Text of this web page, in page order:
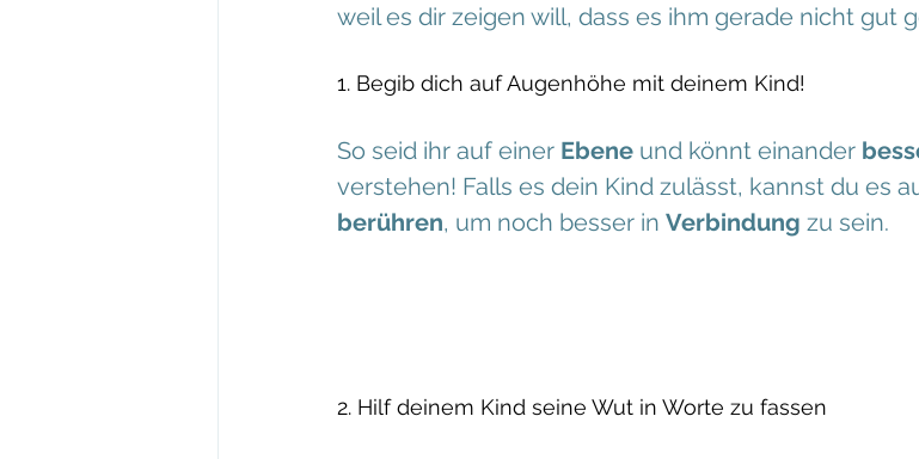
weil es dir zeigen will, dass es ihm gerade nicht gut
1. Begib dich auf Augenhöhe mit deinem Kind!
So seid ihr auf einer Ebene und könnt einander
verstehen! Falls es dein Kind zulässt, kannst du es
berühren, um noch besser in Verbindung zu sein.
2. Hilf deinem Kind seine Wut in Worte zu fassen